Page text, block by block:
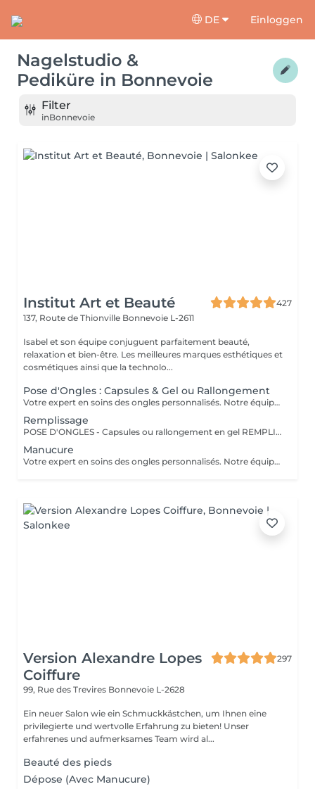
DE Einloggen
Nagelstudio &
Pediküre in Bonnevoie
Filter
inBonnevoie
Institut Art et Beauté
427
137, Route de Thionville Bonnevoie L-2611
Isabel et son équipe conjuguent parfaitement beauté,
relaxation et bien-être. Les meilleures marques esthétiques et
cosmétiques ainsi que la technolo...
Pose d'Ongles : Capsules & Gel ou Rallongement
Votre expert en soins des ongles personnalisés. Notre équipe de prothésistes ongulaires diplômées vous offre une gamme complète de services pour des ongles magnifiques et durables. Expertise et Professionnalisme : Prothésistes qualifiées et expérimentées : o Isabel o Francesca o Fatima o Deborah o Patricia o Mirza Des produits de haute qualité, aux couleurs variées pour des résultats éclatants et durables. Garantie de beauté et santé de vos ongles. Services adaptés à vos goûts et votre personnalité Capsules pour allonger rapidement vos ongles. Rallongement en Gel : Pour un résultat naturel et durable. Remplissage toute les 3 a 4 semaines pour comble la repousse et préserve l'intégrité de la pose initiale. Manucure Soins et esthétisme pour des ongles en pleine santé et élégants. Nos Techniques Manucure Combinée : Soins complets et embellissement. Vernis Semi-Permanent : Couleur durable sans pose de gel. Chablon ou Capsules : Pose traditionnelle ou look naturel.
Remplissage
POSE D'ONGLES - Capsules ou rallongement en gel REMPLISSAGE MANUCURE Nos prothésistes ongulaire diplômée vous accueille dans notre espace d'esthétique des soins des ongles personnalisés. Nos maîtrisons des méthodes qui sauront vous permettre de garder de beaux ongles durablement avec le stylise en fonction de vos goûts et de votre personnalité : manucure combinée, pose de vernis semi-permanent, remplissage, pose complète au chablon ou capsules. Nos produits à la pointe des tendances, de haute qualité, des couleurs dotées d'une pigmentation multiples.
Manucure
Votre expert en soins des ongles personnalisés. Notre équipe de prothésistes ongulaires diplômées vous offre une gamme complète de services pour des ongles magnifiques et durables. Expertise et Professionnalisme : Prothésistes qualifiées et expérimentées : o Isabel, o Francesca, o Fatima, o Deborah, o Patricia, o Mirza, Des produits de haute qualité, aux couleurs variées pour des résultats éclatants et durables. Garantie de beauté et santé de vos ongles. Services adaptés à vos goûts et votre personnalité Capsules pour allonger rapidement vos ongles. Rallongement en Gel : Pour un résultat naturel et durable. Remplissage toute les 3 a 4 semaines pour comble la repousse et préserve l'intégrité de la pose initiale. Manucure Soins et esthétisme pour des ongles en pleine santé et élégants. Nos Techniques Manucure Combinée : Soins complets et embellissement. Vernis Semi-Permanent : Couleur durable sans pose de gel. Chablon ou Capsules : Pose traditionnelle ou look naturel.
Version Alexandre Lopes
Coiffure
297
99, Rue des Trevires Bonnevoie L-2628
Ein neuer Salon wie ein Schmuckkästchen, um Ihnen eine
privilegierte und wertvolle Erfahrung zu bieten! Unser
erfahrenes und aufmerksames Team wird al...
Beauté des pieds
Dépose (Avec Manucure)